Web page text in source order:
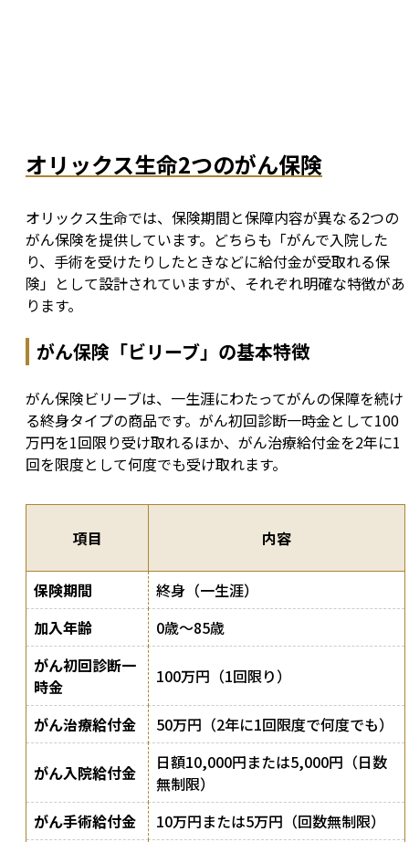
オリックス生命2つのがん保険
オリックス生命では、保険期間と保障内容が異なる2つの
がん保険を提供しています。どちらも「がんで入院した
り、手術を受けたりしたときなどに給付金が受取れる保
険」として設計されていますが、それぞれ明確な特徴があ
ります。
がん保険「ビリーブ」の基本特徴
がん保険ビリーブは、一生涯にわたってがんの保障を続け
る終身タイプの商品です。がん初回診断一時金として100
万円を1回限り受け取れるほか、がん治療給付金を2年に1
回を限度として何度でも受け取れます。
項目 内容
保険期間
終身（一生涯）
加入年齢
0歳〜85歳
がん初回診断一
時金
100万円（1回限り）
がん治療給付金 50万円（2年に1回限度で何度でも）
がん入院給付金
日額10,000円または5,000円（日数
無制限）
がん手術給付金
10万円または5万円（回数無制限）